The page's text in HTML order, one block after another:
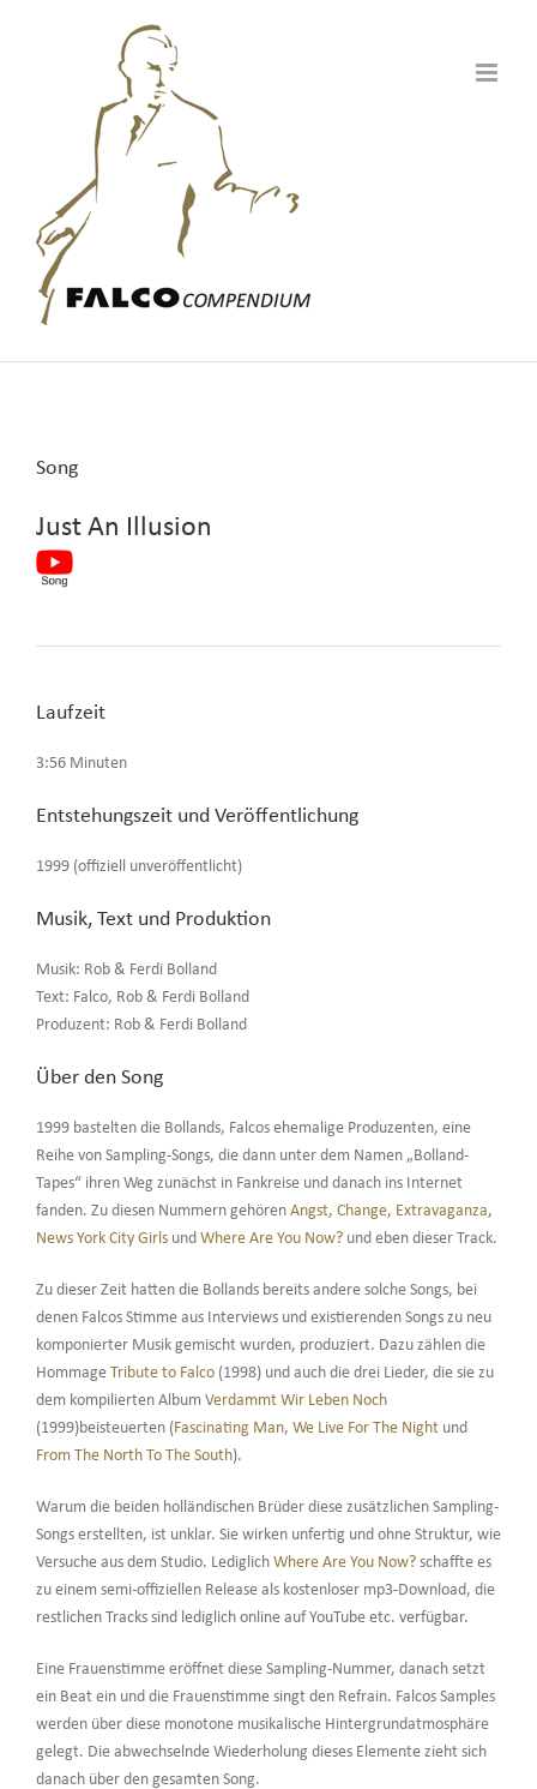
Song
Just An Illusion
Laufzeit
3:56 Minuten
Entstehungszeit und Veröffentlichung
1999 (offiziell unveröffentlicht)
Musik, Text und Produktion
Musik: Rob & Ferdi Bolland
Text: Falco, Rob & Ferdi Bolland
Produzent: Rob & Ferdi Bolland
Über den Song
1999 bastelten die Bollands, Falcos ehemalige Produzenten, eine
Reihe von Sampling-Songs, die dann unter dem Namen „Bolland-
Tapes“ ihren Weg zunächst in Fankreise und danach ins Internet
fanden. Zu diesen Nummern gehören Angst, Change, Extravaganza,
News York City Girlsund Where Are You Now?und eben dieser Track.
Zu dieser Zeit hatten die Bollands bereits andere solche Songs, bei
denen Falcos Stimme aus Interviews und existierenden Songs zu neu
komponierter Musik gemischt wurden, produziert. Dazu zählen die
Hommage Tribute to Falco(1998) und auch die drei Lieder, die sie zu
dem kompilierten Album Verdammt Wir Leben Noch
(1999)beisteuerten (Fascinating Man, We Live For The Nightund
From The North To The South).
Warum die beiden holländischen Brüder diese zusätzlichen Sampling-
Songs erstellten, ist unklar. Sie wirken unfertig und ohne Struktur, wie
Versuche aus dem Studio. Lediglich Where Are You Now?schaffte es
zu einem semi-offiziellen Release als kostenloser mp3-Download, die
restlichen Tracks sind lediglich online auf YouTube etc. verfügbar.
Eine Frauenstimme eröffnet diese Sampling-Nummer, danach setzt
ein Beat ein und die Frauenstimme singt den Refrain. Falcos Samples
werden über diese monotone musikalische Hintergrundatmosphäre
gelegt. Die abwechselnde Wiederholung dieses Elemente zieht sich
danach über den gesamten Song.